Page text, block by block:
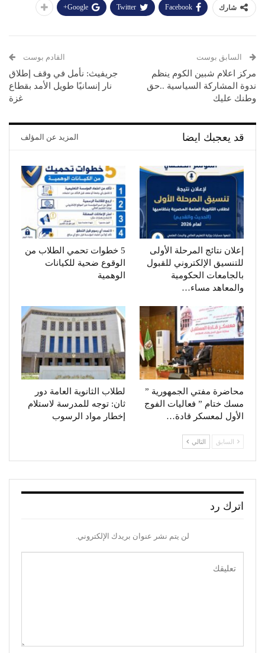
شارك Facebook
Twitter
Google+
السابق بوست
مركز اعلام شبين الكوم ينظم
ندوة المشاركة السياسية ..حق
وطنك عليك
القادم بوست
جريفيث: نأمل في وقف إطلاق
نار إنسانيًا طويل الأمد بقطاع
غزة
قد يعجبك ايضا المزيد عن المؤلف
إعلان نتائج المرحلة الأولى
للتنسيق الإلكتروني للقبول
بالجامعات الحكومية
والمعاهد مساء…
5 خطوات تحمي الطلاب من
الوقوع ضحية للكيانات
الوهمية
محاضرة مفتي الجمهورية ”
مسك ختام ” فعاليات الفوج
الأول لمعسكر قادة…
لطلاب الثانوية العامة دور
ثان: توجه للمدرسة لاستلام
إخطار مواد الرسوب
السابق التالي
اترك رد
لن يتم نشر عنوان بريدك الإلكتروني.